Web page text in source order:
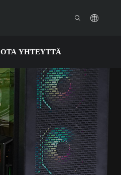
OTA YHTEYTTÄ